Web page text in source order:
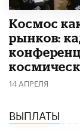
Космос
рынков:
14 АПРЕЛЯ
ВЫПЛАТЫ